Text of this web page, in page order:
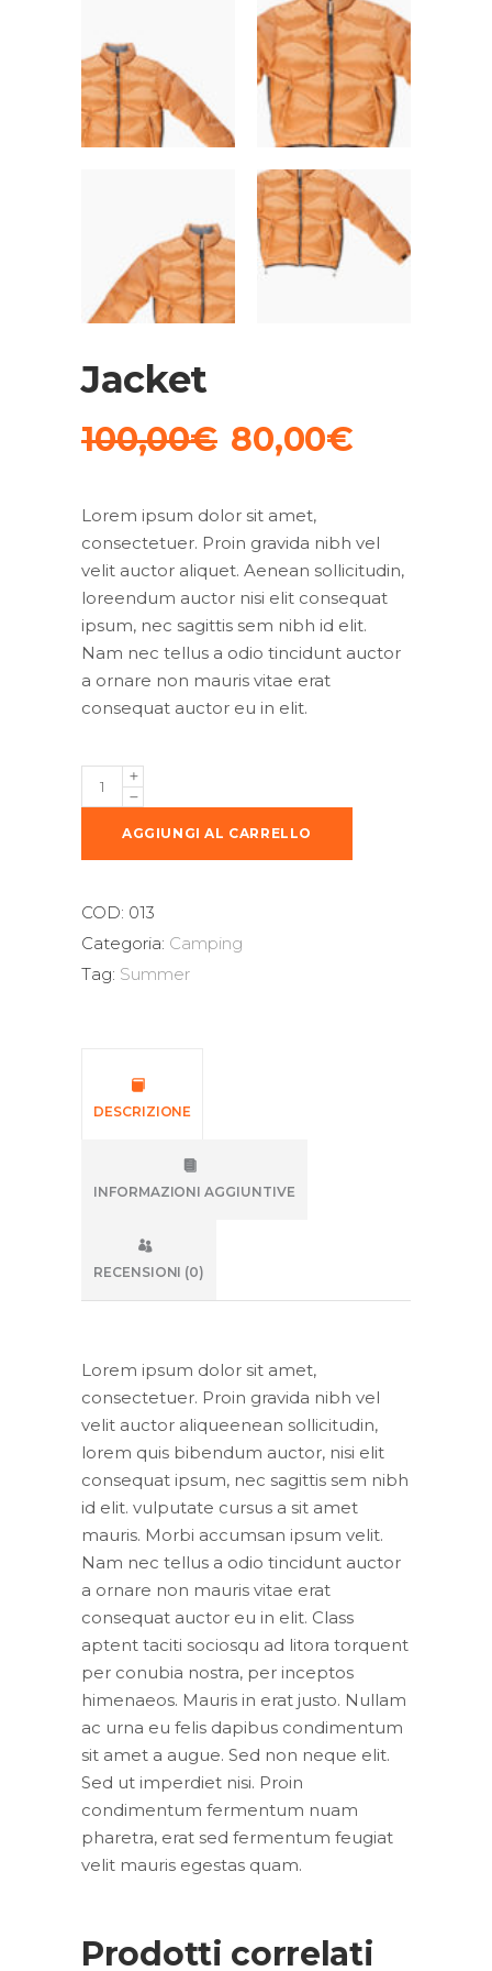
Jacket
100,00€ Il
originale
era:
100,00€.
80,00€
è:
80,00€.
Lorem ipsum dolor sit amet,
consectetuer. Proin gravida nibh vel
velit auctor aliquet. Aenean sollicitudin,
loreendum auctor nisi elit consequat
ipsum, nec sagittis sem nibh id elit.
Nam nec tellus a odio tincidunt auctor
a ornare non mauris vitae erat
consequat auctor eu in elit.
Jacket
quantity
AGGIUNGI AL CARRELLO
COD: 013
Categoria: Camping
Tag: Summer
DESCRIZIONE
INFORMAZIONI AGGIUNTIVE
RECENSIONI (0)
Lorem ipsum dolor sit amet,
consectetuer. Proin gravida nibh vel
velit auctor aliqueenean sollicitudin,
lorem quis bibendum auctor, nisi elit
consequat ipsum, nec sagittis sem nibh
id elit. vulputate cursus a sit amet
mauris. Morbi accumsan ipsum velit.
Nam nec tellus a odio tincidunt auctor
a ornare non mauris vitae erat
consequat auctor eu in elit. Class
aptent taciti sociosqu ad litora torquent
per conubia nostra, per inceptos
himenaeos. Mauris in erat justo. Nullam
ac urna eu felis dapibus condimentum
sit amet a augue. Sed non neque elit.
Sed ut imperdiet nisi. Proin
condimentum fermentum nuam
pharetra, erat sed fermentum feugiat
velit mauris egestas quam.
Prodotti correlati